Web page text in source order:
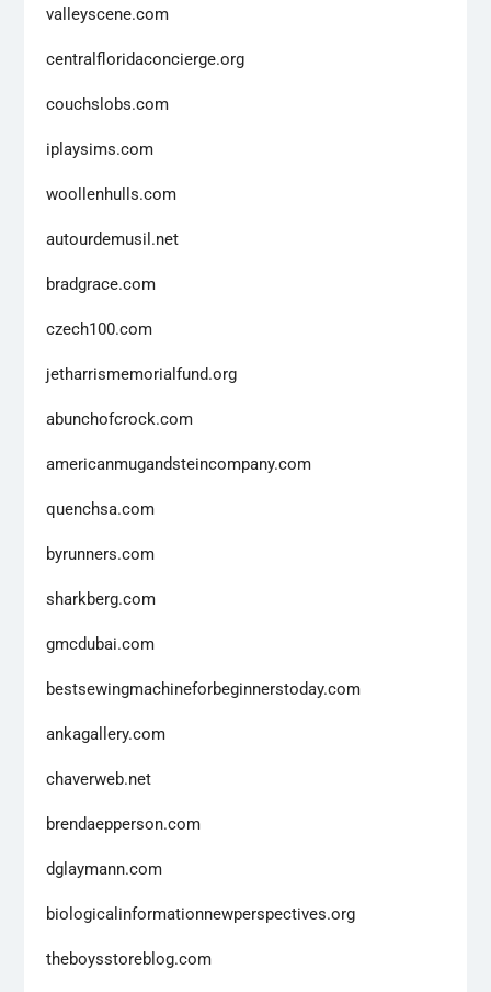
valleyscene.com
centralfloridaconcierge.org
couchslobs.com
iplaysims.com
woollenhulls.com
autourdemusil.net
bradgrace.com
czech100.com
jetharrismemorialfund.org
abunchofcrock.com
americanmugandsteincompany.com
quenchsa.com
byrunners.com
sharkberg.com
gmcdubai.com
bestsewingmachineforbeginnerstoday.com
ankagallery.com
chaverweb.net
brendaepperson.com
dglaymann.com
biologicalinformationnewperspectives.org
theboysstoreblog.com